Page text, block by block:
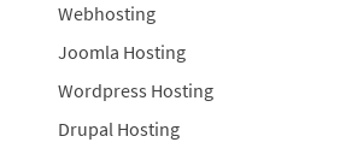
Webhosting
Joomla Hosting
Wordpress Hosting
Drupal Hosting